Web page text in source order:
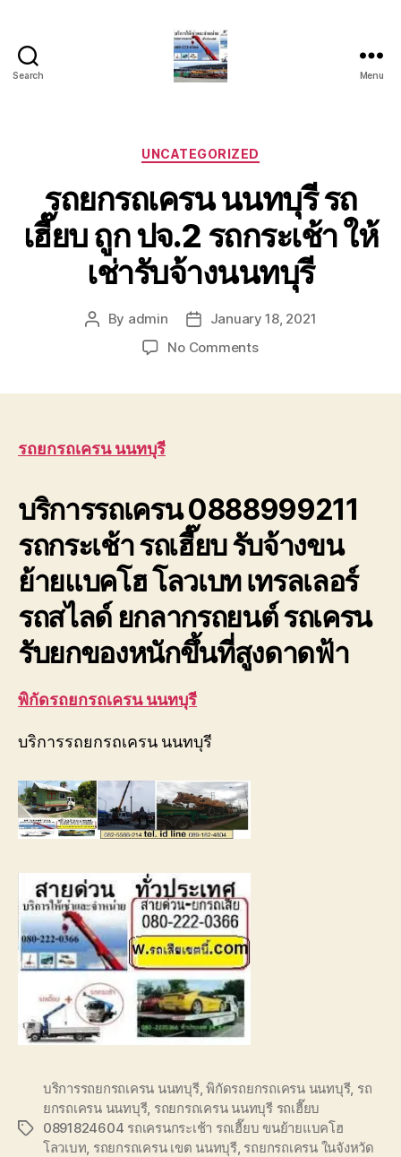
Search
รถ
เครน
รถ
เฮี๊ยบ
รถ
สไลด์
ขนส่ง
เครื่องจักร
0818900005
Menu
Categories
UNCATEGORIZED
รถยกรถเครน นนทบุรี รถ
เฮี๊ยบ ถูก ปจ.2 รถกระเช้า ให้
เช่ารับจ้างนนทบุรี
Post
By admin
Post
date
January 18, 2021
No Commentson
ถูก
ปจ.2
รถ
ให้
เช่า
รับจ้าง
นนทบุรี
รถยกรถเครน นนทบุรี
บริการรถเครน 0888999211
รถกระเช้า รถเฮี๊ยบ รับจ้างขน
ย้ายแบคโฮ โลวเบท เทรลเลอร์
รถสไลด์ ยกลากรถยนต์ รถเครน
รับยกของหนักขึ้นที่สูงดาดฟ้า
พิกัดรถยกรถเครน นนทบุรี
บริการรถยกรถเครน นนทบุรี
Tags
บริการรถยกรถเครน นนทบุรี,พิกัดรถยกรถเครน นนทบุรี, รถ
ยกรถเครน นนทบุรี, รถยกรถเครน นนทบุรี รถเฮี๊ยบ
0891824604 รถเครนกระเช้า รถเฮี๊ยบ ขนย้ายแบคโฮ
โลวเบท รถยกรถเครน เขต นนทบุรี, รถยกรถเครน ในจังหวัด